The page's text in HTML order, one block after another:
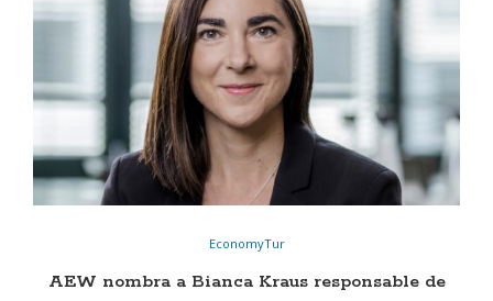
EconomyTur
AEW nombra a Bianca Kraus responsable de